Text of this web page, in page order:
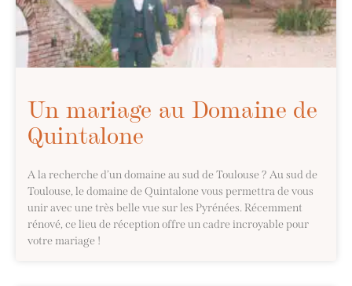
Un mariage au Domaine de
Quintalone
A la recherche d’un domaine au sud de Toulouse ? Au sud de
Toulouse, le domaine de Quintalone vous permettra de vous
unir avec une très belle vue sur les Pyrénées. Récemment
rénové, ce lieu de réception offre un cadre incroyable pour
votre mariage !